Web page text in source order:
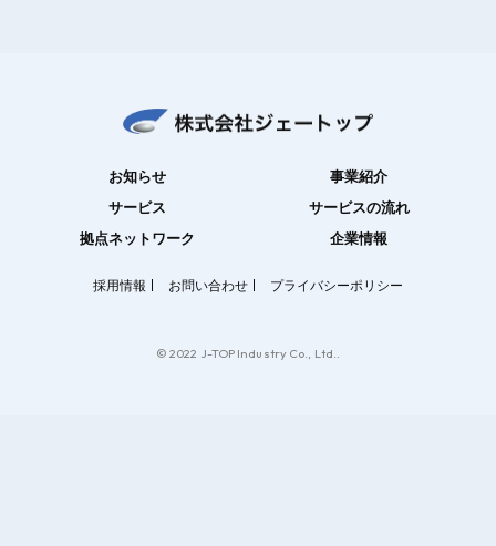
お知らせ
事業紹介
サービス
サービスの流れ
拠点ネットワーク
企業情報
採用情報 お問い合わせ プライバシーポリシー
© 2022 J-TOP Industry Co., Ltd..